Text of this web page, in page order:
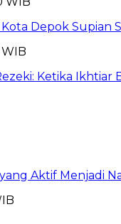
Depok Supian
Ketika Ikhtiar
Aktif Menjadi